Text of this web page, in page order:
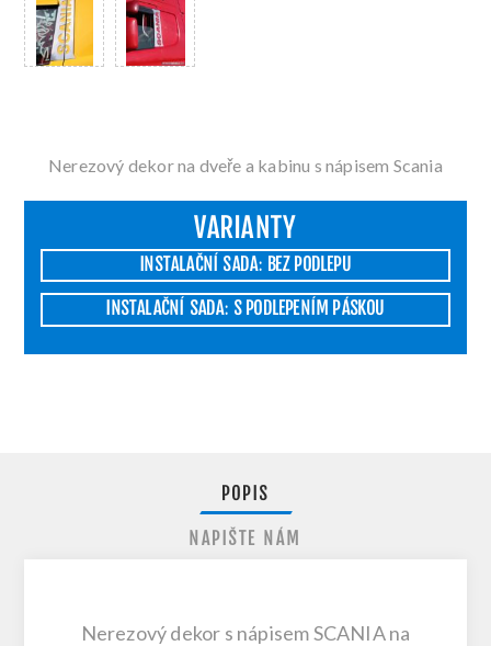
Nerezový dekor na dveře a kabinu s nápisem Scania
VARIANTY
INSTALAČNÍ SADA: BEZ PODLEPU
INSTALAČNÍ SADA: S PODLEPENÍM PÁSKOU
POPIS
NAPIŠTE NÁM
Nerezový dekor s nápisem SCANIA na